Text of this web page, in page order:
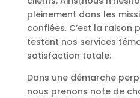
pleinement dans les
confiées. C’est la raison
testent nos services
satisfaction totale.
Dans une démarche
nous prenons note de